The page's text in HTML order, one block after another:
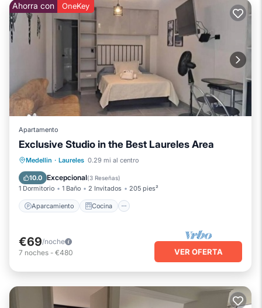
Ahorra con OneKey
Apartamento
Exclusive Studio in the Best Laureles Area
Medellin · Laureles 0.29 mi al centro
10.0 Excepcional(3 Reseñas)
1 Dormitorio 1 Baño 2 Invitados 205 pies²
Aparcamiento Cocina
Aparcamiento Cocina
Se admiten mascotas
€69/noche
7 noches - €480 VER OFERTA